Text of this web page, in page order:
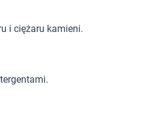
i ciężaru kamieni.